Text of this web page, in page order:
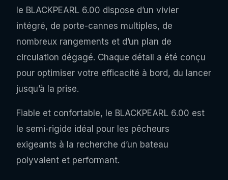
le BLACKPEARL 6.00 dispose d’un vivier
intégré, de porte-cannes multiples, de
nombreux rangements et d’un plan de
circulation dégagé. Chaque détail a été conçu
pour optimiser votre efficacité à bord, du lancer
jusqu’à la prise.
Fiable et confortable, le BLACKPEARL 6.00 est
le semi-rigide idéal pour les pêcheurs
exigeants à la recherche d’un bateau
polyvalent et performant.